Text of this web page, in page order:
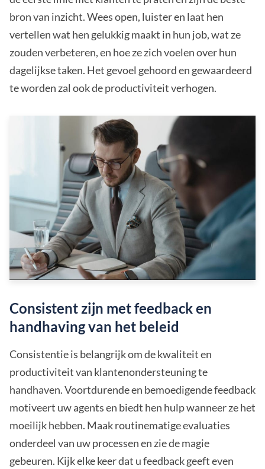
bron van inzicht. Wees open, luister en laat hen
vertellen wat hen gelukkig maakt in hun job, wat ze
zouden verbeteren, en hoe ze zich voelen over hun
dagelijkse taken. Het gevoel gehoord en gewaardeerd
te worden zal ook de productiviteit verhogen.
Consistent zijn met feedback en
handhaving van het beleid
Consistentie is belangrijk om de kwaliteit en
productiviteit van klantenondersteuning te
handhaven. Voortdurende en bemoedigende feedback
motiveert uw agents en biedt hen hulp wanneer ze het
moeilijk hebben. Maak routinematige evaluaties
onderdeel van uw processen en zie de magie
gebeuren. Kijk elke keer dat u feedback geeft even